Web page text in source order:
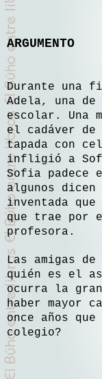
ARGUMENTO
Durante una
Adela, una
escolar. Una
el cadáver de
tapada con
infligió a
Sofia padece
algunos dicen
inventada
que trae por
profesora.
Las amigas
quién es el
ocurra la gran
haber mayor
once años
colegio?